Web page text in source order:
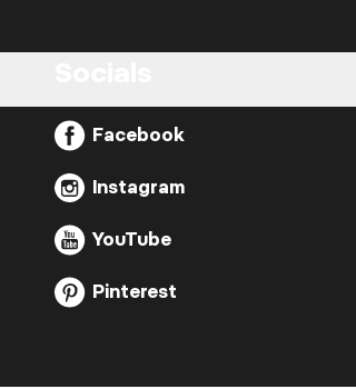
Facebook
Instagram
YouTube
Pinterest